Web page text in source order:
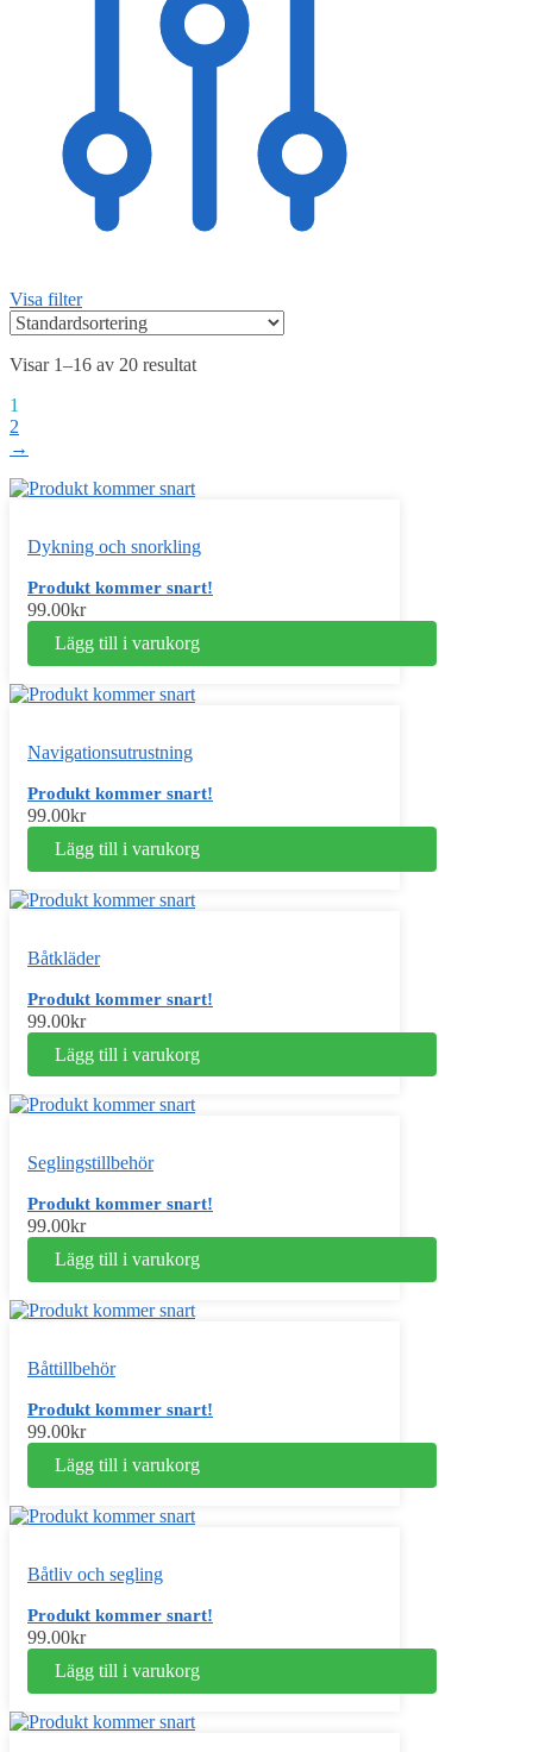
Visa filter
Visar 1–16 av 20 resultat
1
2
→
Dykning och snorkling
Produkt kommer snart!
99.00kr
Lägg till i varukorg
Navigationsutrustning
Produkt kommer snart!
99.00kr
Lägg till i varukorg
Båtkläder
Produkt kommer snart!
99.00kr
Lägg till i varukorg
Seglingstillbehör
Produkt kommer snart!
99.00kr
Lägg till i varukorg
Båttillbehör
Produkt kommer snart!
99.00kr
Lägg till i varukorg
Båtliv och segling
Produkt kommer snart!
99.00kr
Lägg till i varukorg